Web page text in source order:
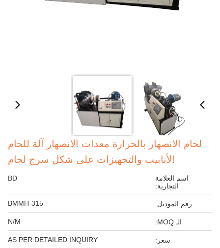
لحام الانصهار بالحرارة معدات الانصهار آلة للحام
الأنابيب والتجهيزات على شكل سرج لحام
اسم العلامة
التجارية:
BD
رقم الموديل: BMMH-315
الـ MOQ: N/M
سعر: AS PER DETAILED INQUIRY